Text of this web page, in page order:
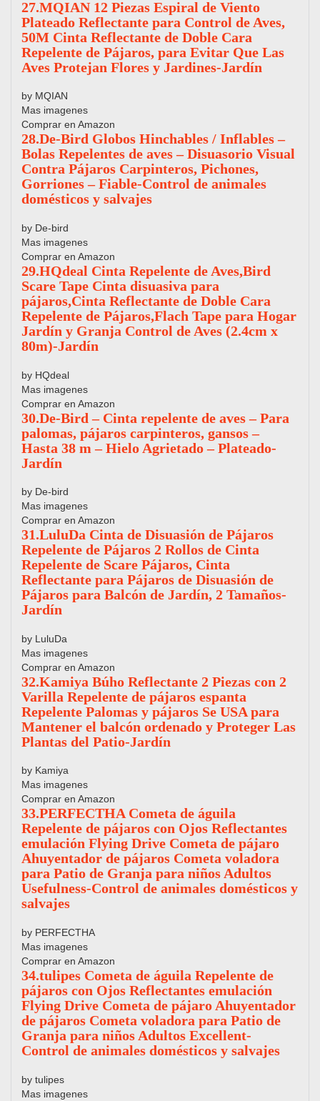
27.MQIAN 12 Piezas Espiral de Viento
Plateado Reflectante para Control de Aves,
50M Cinta Reflectante de Doble Cara
Repelente de Pájaros, para Evitar Que Las
Aves Protejan Flores y Jardines-Jardín
by MQIAN
Mas imagenes
Comprar en Amazon
28.De-Bird Globos Hinchables / Inflables –
Bolas Repelentes de aves – Disuasorio Visual
Contra Pájaros Carpinteros, Pichones,
Gorriones – Fiable-Control de animales
domésticos y salvajes
by De-bird
Mas imagenes
Comprar en Amazon
29.HQdeal Cinta Repelente de Aves,Bird
Scare Tape Cinta disuasiva para
pájaros,Cinta Reflectante de Doble Cara
Repelente de Pájaros,Flach Tape para Hogar
Jardín y Granja Control de Aves (2.4cm x
80m)-Jardín
by HQdeal
Mas imagenes
Comprar en Amazon
30.De-Bird – Cinta repelente de aves – Para
palomas, pájaros carpinteros, gansos –
Hasta 38 m – Hielo Agrietado – Plateado-
Jardín
by De-bird
Mas imagenes
Comprar en Amazon
31.LuluDa Cinta de Disuasión de Pájaros
Repelente de Pájaros 2 Rollos de Cinta
Repelente de Scare Pájaros, Cinta
Reflectante para Pájaros de Disuasión de
Pájaros para Balcón de Jardín, 2 Tamaños-
Jardín
by LuluDa
Mas imagenes
Comprar en Amazon
32.Kamiya Búho Reflectante 2 Piezas con 2
Varilla Repelente de pájaros espanta
Repelente Palomas y pájaros Se USA para
Mantener el balcón ordenado y Proteger Las
Plantas del Patio-Jardín
by Kamiya
Mas imagenes
Comprar en Amazon
33.PERFECTHA Cometa de águila
Repelente de pájaros con Ojos Reflectantes
emulación Flying Drive Cometa de pájaro
Ahuyentador de pájaros Cometa voladora
para Patio de Granja para niños Adultos
Usefulness-Control de animales domésticos y
salvajes
by PERFECTHA
Mas imagenes
Comprar en Amazon
34.tulipes Cometa de águila Repelente de
pájaros con Ojos Reflectantes emulación
Flying Drive Cometa de pájaro Ahuyentador
de pájaros Cometa voladora para Patio de
Granja para niños Adultos Excellent-
Control de animales domésticos y salvajes
by tulipes
Mas imagenes